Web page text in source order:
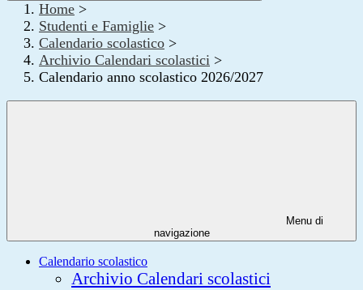
Home >
Studenti e Famiglie >
Calendario scolastico >
Archivio Calendari scolastici >
Calendario anno scolastico 2026/2027
Menu di
navigazione
Calendario scolastico
Archivio Calendari scolastici